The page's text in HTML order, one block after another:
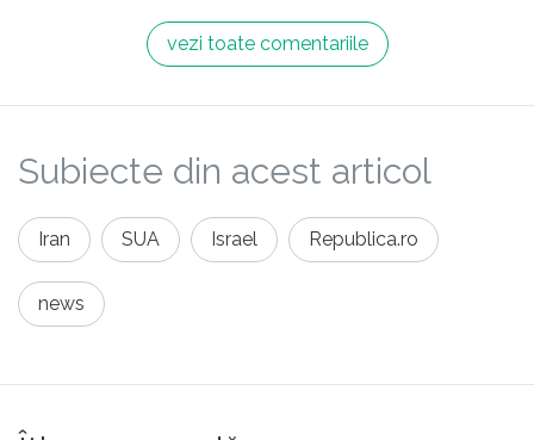
vezi toate comentariile
Subiecte din acest articol
Iran SUA Israel Republica.ro
news